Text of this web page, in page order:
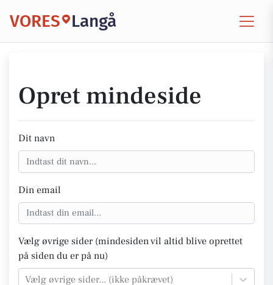
VORES Langå
Opret mindeside
Dit navn
Din email
Vælg øvrige sider (mindesiden vil altid blive oprettet
på siden du er på nu)
Vælg øvrige sider... (ikke påkrævet)